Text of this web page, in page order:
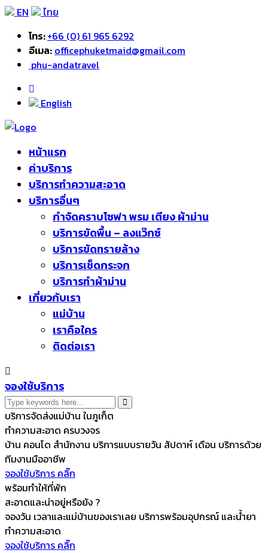
EN
ไทย
โทร:+66 (0) 61 965 6292
อีเมล: officephuketmaid@gmail.com
phu-andatravel
English
หน้าแรก
ค่าบริการ
บริการทำความสะอาด
บริการอื่นๆ
กำจัดคราบโซฟา พรม เตียง ผ้าม่าน
บริการขัดพื้น – ลงแว๊กซ์
บริการขัดทรายล้าง
บริการเช็ดกระจก
บริการทำผ้าม่าน
เกี่ยวกับเรา
แม่บ้าน
เราคือใคร
ติดต่อเรา
จองใช้บริการ
บริการจัดส่งแม่บ้าน ในภูเก็ต
ทำความสะอาด ครบวงจร
บ้าน คอนโด สำนักงาน บริการแบบรายวัน สัปดาห์ เดือน บริการด้วย
ทีมงานมืออาชีพ
จองใช้บริการ คลิ๊ก
พร้อมทำให้ที่พัก
สะอาดและน่าอยู่หรือยัง ?
จองวัน เวลาและแม่บ้านของเราเลย บริการพร้อมอุปกรณ์ และน้ำยา
ทำความสะอาด
จองใช้บริการ คลิ๊ก